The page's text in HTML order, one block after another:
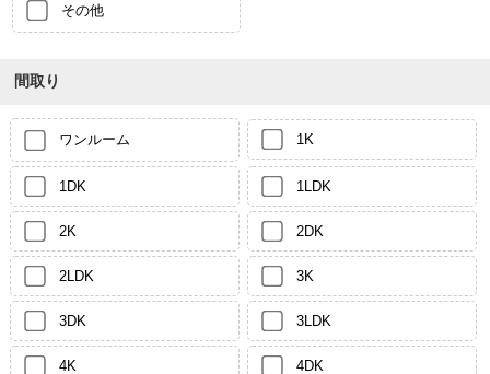
その他
間取り
ワンルーム 1K
1DK 1LDK
2K 2DK
2LDK 3K
3DK 3LDK
4K 4DK